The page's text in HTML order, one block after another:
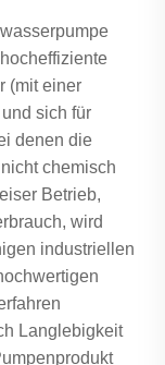
(mit einer
sich für
denen die
chemisch
Betrieb,
wird
industriellen
Langlebigkeit